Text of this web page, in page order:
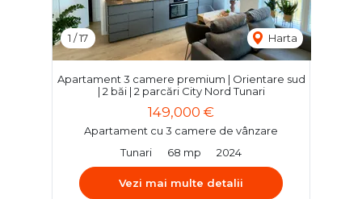
1 /17 Harta
Apartament 3 camere premium | Orientare sud
| 2 băi | 2 parcări City Nord Tunari
149,000 €
Apartament cu 3 camere de vânzare
Tunari
68 mp 2024
Vezi mai multe detalii